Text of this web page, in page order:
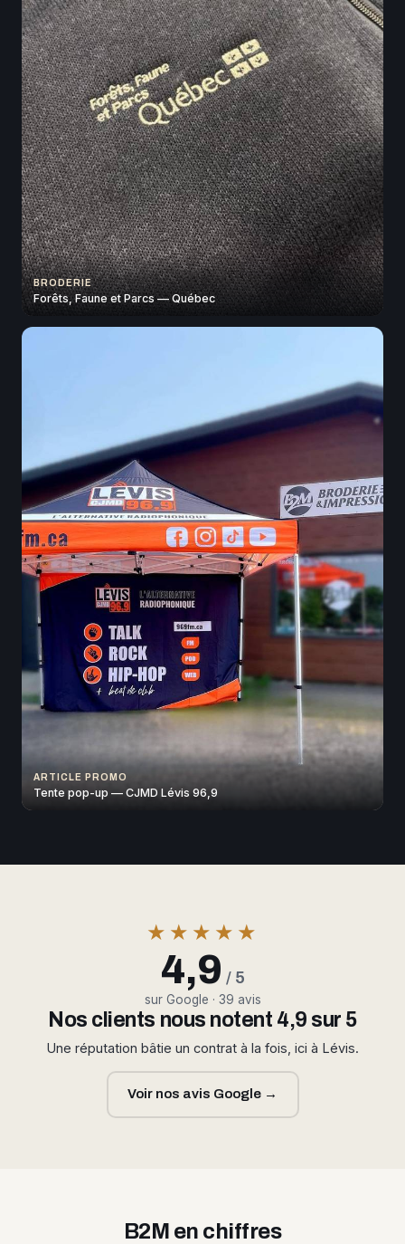
BRODERIE
Forêts, Faune et Parcs — Québec
ARTICLE PROMO
Tente pop-up — CJMD Lévis 96,9
★★★★★
4,9 / 5
sur Google · 39 avis
Nos clients nous notent 4,9 sur 5
Une réputation bâtie un contrat à la fois, ici à Lévis.
Voir nos avis Google →
B2M en chiffres